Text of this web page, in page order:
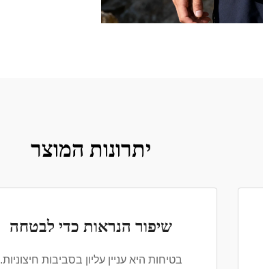
יתרונות המוצר
שיפור הנראות כדי לבטחה
בטיחות היא עניין עליון בסביבות חיצוניות.